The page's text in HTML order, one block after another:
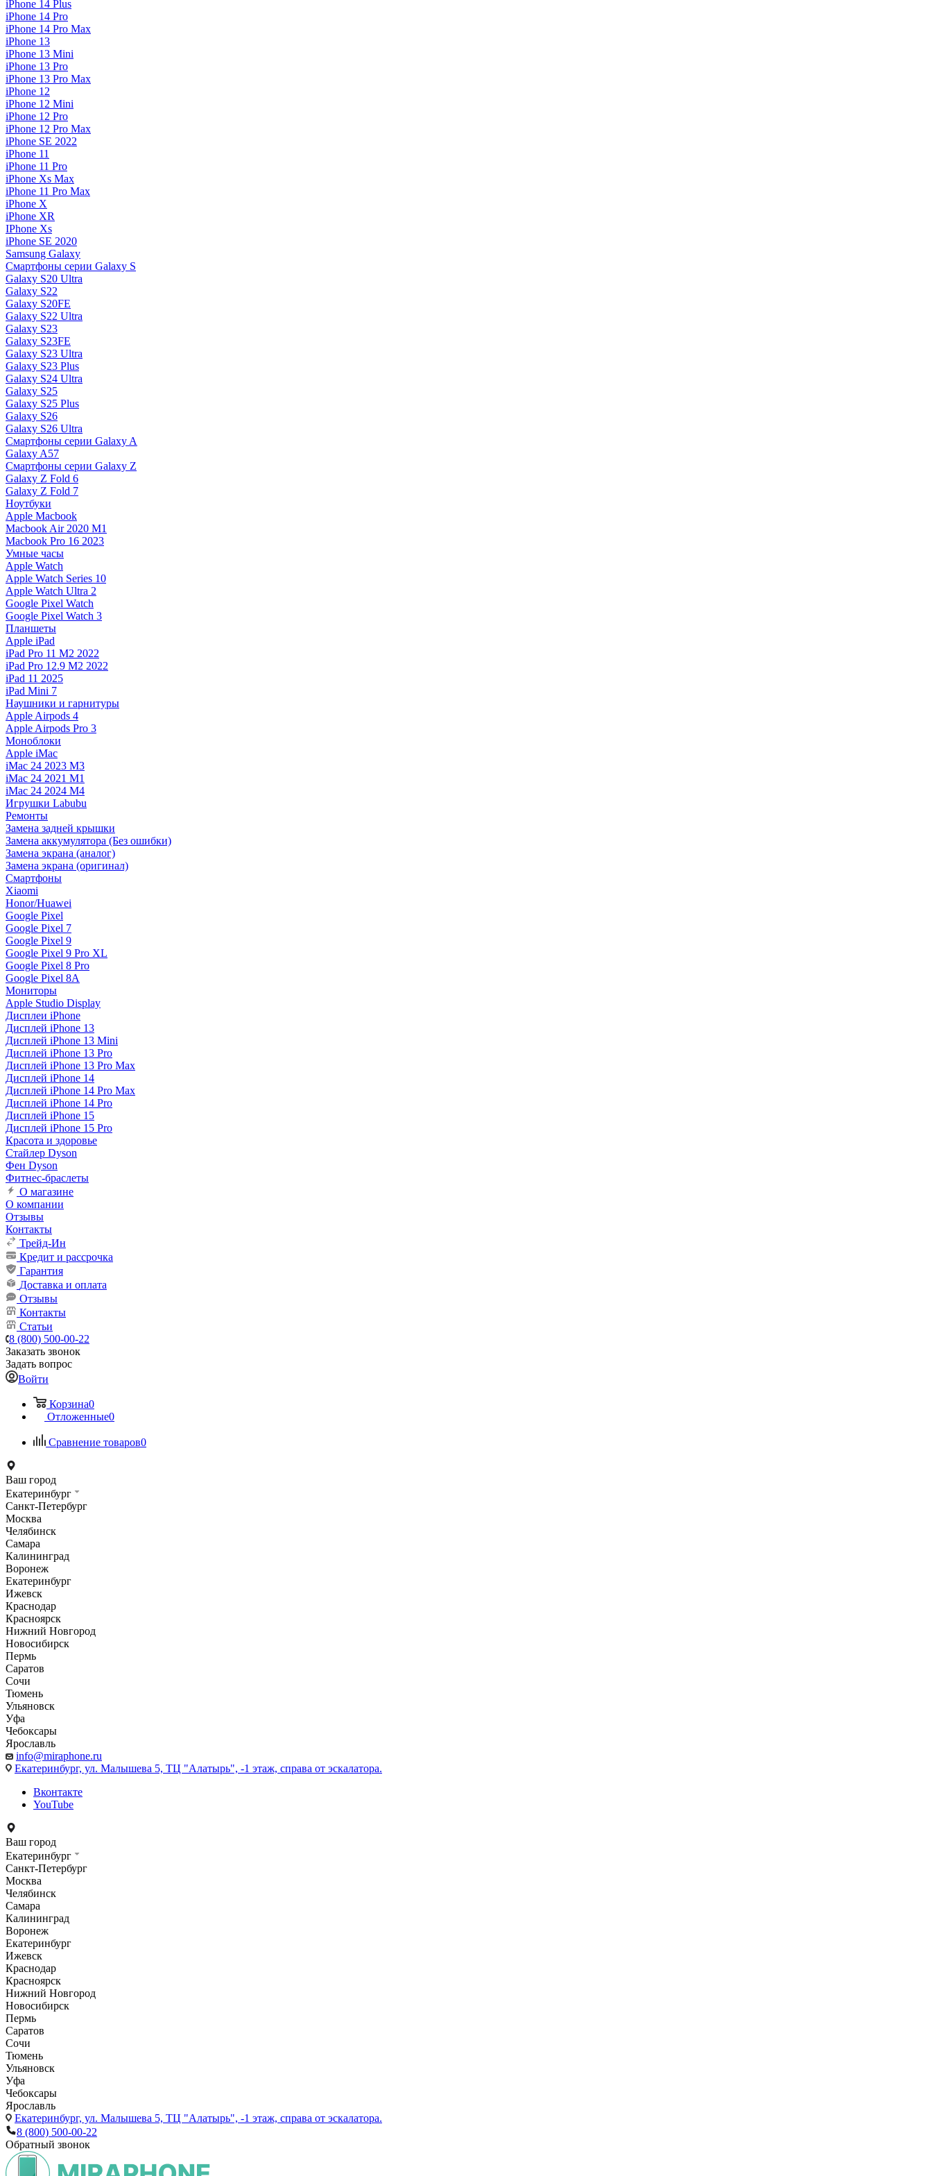
iPhone 14 Plus
iPhone 14 Pro
iPhone 14 Pro Max
iPhone 13
iPhone 13 Mini
iPhone 13 Pro
iPhone 13 Pro Max
iPhone 12
iPhone 12 Mini
iPhone 12 Pro
iPhone 12 Pro Max
iPhone SE 2022
iPhone 11
iPhone 11 Pro
iPhone Xs Max
iPhone 11 Pro Max
iPhone X
iPhone XR
IPhone Xs
iPhone SE 2020
Samsung Galaxy
Смартфоны серии Galaxy S
Galaxy S20 Ultra
Galaxy S22
Galaxy S20FE
Galaxy S22 Ultra
Galaxy S23
Galaxy S23FE
Galaxy S23 Ultra
Galaxy S23 Plus
Galaxy S24 Ultra
Galaxy S25
Galaxy S25 Plus
Galaxy S26
Galaxy S26 Ultra
Смартфоны серии Galaxy A
Galaxy A57
Смартфоны серии Galaxy Z
Galaxy Z Fold 6
Galaxy Z Fold 7
Ноутбуки
Apple Macbook
Macbook Air 2020 M1
Macbook Pro 16 2023
Умные часы
Apple Watch
Apple Watch Series 10
Apple Watch Ultra 2
Google Pixel Watch
Google Pixel Watch 3
Планшеты
Apple iPad
iPad Pro 11 M2 2022
iPad Pro 12.9 M2 2022
iPad 11 2025
iPad Mini 7
Наушники и гарнитуры
Apple Airpods 4
Apple Airpods Pro 3
Моноблоки
Apple iMac
iMac 24 2023 M3
iMac 24 2021 M1
iMac 24 2024 M4
Игрушки Labubu
Ремонты
Замена задней крышки
Замена аккумулятора (Без ошибки)
Замена экрана (аналог)
Замена экрана (оригинал)
Смартфоны
Xiaomi
Honor/Huawei
Google Pixel
Google Pixel 7
Google Pixel 9
Google Pixel 9 Pro XL
Google Pixel 8 Pro
Google Pixel 8A
Мониторы
Apple Studio Display
Дисплеи iPhone
Дисплей iPhone 13
Дисплей iPhone 13 Mini
Дисплей iPhone 13 Pro
Дисплей iPhone 13 Pro Max
Дисплей iPhone 14
Дисплей iPhone 14 Pro Max
Дисплей iPhone 14 Pro
Дисплей iPhone 15
Дисплей iPhone 15 Pro
Красота и здоровье
Стайлер Dyson
Фен Dyson
Фитнес-браслеты
О магазине
О компании
Отзывы
Контакты
Трейд-Ин
Кредит и рассрочка
Гарантия
Доставка и оплата
Отзывы
Контакты
Статьи
8 (800) 500-00-22
Заказать звонок
Задать вопрос
Войти
Корзина0
Отложенные0
Сравнение товаров0
Ваш город
Екатеринбург
Санкт-Петербург
Москва
Челябинск
Самара
Калининград
Воронеж
Екатеринбург
Ижевск
Краснодар
Красноярск
Нижний Новгород
Новосибирск
Пермь
Саратов
Сочи
Тюмень
Ульяновск
Уфа
Чебоксары
Ярославль
info@miraphone.ru
Екатеринбург, ул. Малышева 5, ТЦ "Алатырь", -1 этаж, справа от эскалатора.
Вконтакте
YouTube
Ваш город
Екатеринбург
Санкт-Петербург
Москва
Челябинск
Самара
Калининград
Воронеж
Екатеринбург
Ижевск
Краснодар
Красноярск
Нижний Новгород
Новосибирск
Пермь
Саратов
Сочи
Тюмень
Ульяновск
Уфа
Чебоксары
Ярославль
Екатеринбург, ул. Малышева 5, ТЦ "Алатырь", -1 этаж, справа от эскалатора.
8 (800) 500-00-22
Обратный звонок